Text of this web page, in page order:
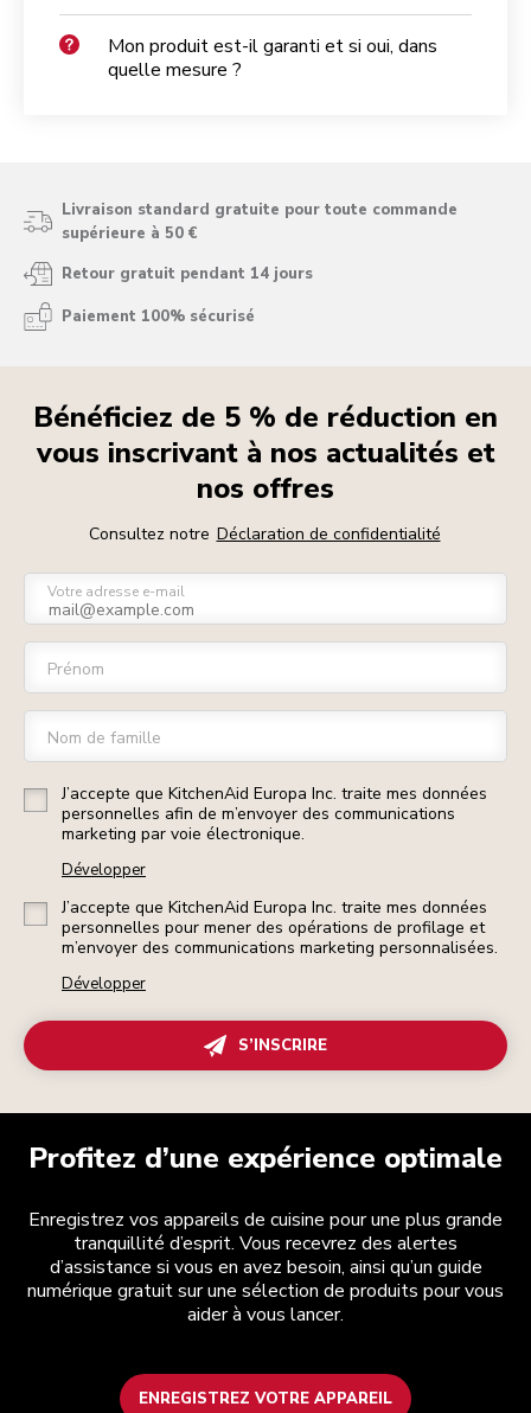
Mon produit est-il garanti et si oui, dans
quelle mesure ?
Livraison standard gratuite pour toute commande
supérieure à 50 €
Retour gratuit pendant 14 jours
Paiement 100% sécurisé
Bénéficiez de 5 % de réduction en
vous inscrivant à nos actualités et
nos offres
Consultez notre Déclaration de confidentialité
Votre adresse e-mail
Prénom
Nom de famille
J’accepte que KitchenAid Europa Inc. traite mes données
personnelles afin de m’envoyer des communications
marketing par voie électronique.
Développer
J’accepte que KitchenAid Europa Inc. traite mes données
personnelles pour mener des opérations de profilage et
m’envoyer des communications marketing personnalisées.
Développer
S’INSCRIRE
Profitez d’une expérience optimale
Enregistrez vos appareils de cuisine pour une plus grande
tranquillité d’esprit. Vous recevrez des alertes
d’assistance si vous en avez besoin, ainsi qu’un guide
numérique gratuit sur une sélection de produits pour vous
aider à vous lancer.
ENREGISTREZ VOTRE APPAREIL